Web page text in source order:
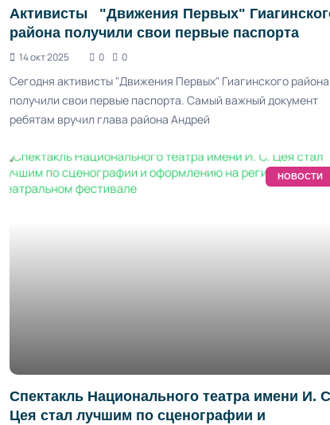
Активисты "Движения Первых"
района получили свои первые паспорта
14 окт 2025 0 0
Сегодня активисты "Движения Первых" Гиагинского района
получили свои первые паспорта. Самый важный документ
ребятам вручил глава района Андрей
НОВОСТИ
Спектакль Национального театра имени И.
Цея стал лучшим по сценографии и